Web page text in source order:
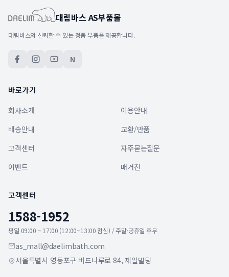
대림바스 AS부품몰
대림바스의 신뢰할 수 있는 정품 부품을 제공합니다.
N
바로가기
회사소개
이용안내
배송안내
교환/반품
고객센터
자주묻는질문
이벤트
매거진
고객센터
1588-1952
평일 09:00 ~ 17:00 (12:00~13:00 점심) / 주말·공휴일 휴무
as_mall@daelimbath.com
서울특별시 영등포구 버드나루로 84, 제일빌딩